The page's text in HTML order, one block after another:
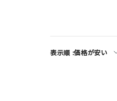
表示順 :価格が安い